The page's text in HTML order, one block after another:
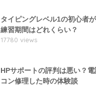
タイピングレベル1の初心者
練習期間はどれくらい？
17780 views
HPサポートの評判は悪い？
コン修理した時の体験談